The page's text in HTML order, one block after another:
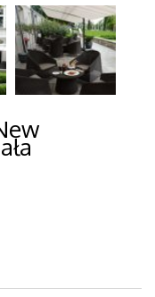
PARASOL
PROSTOR
P6 4-
CZASZOWY